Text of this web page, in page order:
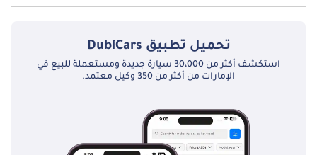
نعم توفر بورش كايان S E-Hybrid فتحة السقف كخيار.
تحميل تطبيق DubiCars
استكشف أكثر من 30،000 سيارة جديدة ومستعملة للبيع في
الإمارات من أكثر من 350 وكيل معتمد.